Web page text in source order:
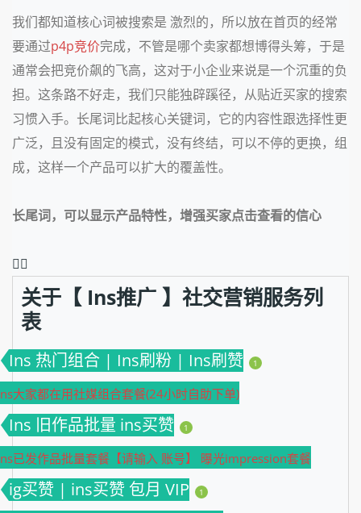
我们都知道核心词被搜索是 激烈的，所以放在首页的经常
要通过p4p竞价完成，不管是哪个卖家都想博得头筹，于是
通常会把竞价飙的飞高，这对于小企业来说是一个沉重的负
担。这条路不好走，我们只能独辟蹊径，从贴近买家的搜索
习惯入手。长尾词比起核心关键词，它的内容性跟选择性更
广泛，且没有固定的模式，没有终结，可以不停的更换，组
成，这样一个产品可以扩大的覆盖性。
长尾词，可以显示产品特性，增强买家点击查看的信心
❤️‍🔥
关于【 Ins推广 】社交营销服务列
表
Ins 热门组合 | Ins刷粉 | Ins刷赞 1
大家都在用社媒组合套餐(24小时自助下单)
Ins 旧作品批量 ins买赞 1
已发作品批量套餐【请输入 账号】 曝光impression套餐
ig买赞 | ins买赞 包月 VIP 1